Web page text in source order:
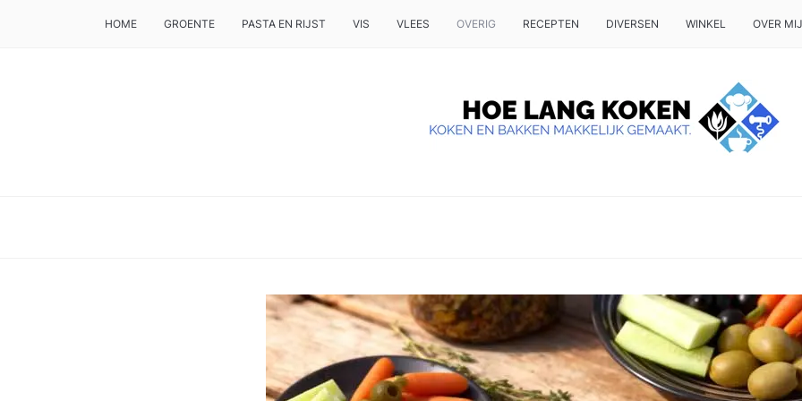
HOME GROENTE PASTA EN RIJST VIS VLEES OVERIG RECEPTEN DIVERSEN WINKEL OVER MIJ